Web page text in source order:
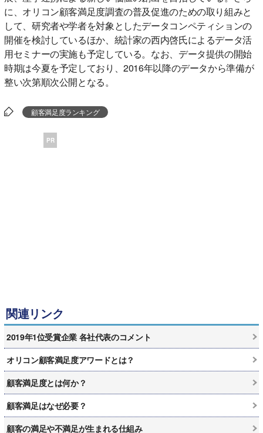
に、オリコン顧客満足度調査の普及促進のための取り組みと
して、研究者や学者を対象としたデータコンペティションの
開催を検討しているほか、統計家の西内啓氏によるデータ活
用セミナーの実施も予定している。なお、データ提供の開始
時期は今夏を予定しており、2016年以降のデータから準備が
整い次第順次公開となる。
顧客満足度ランキング
PR
関連リンク
2019年1位受賞企業 各社代表のコメント
オリコン顧客満足度アワードとは？
顧客満足度とは何か？
顧客満足はなぜ必要？
顧客の満足や不満足が生まれる仕組み